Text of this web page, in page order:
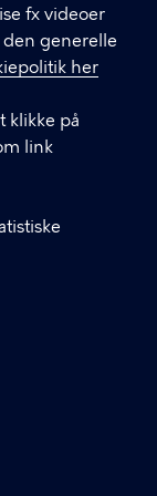
fx videoer
generelle
her
klikke på
link